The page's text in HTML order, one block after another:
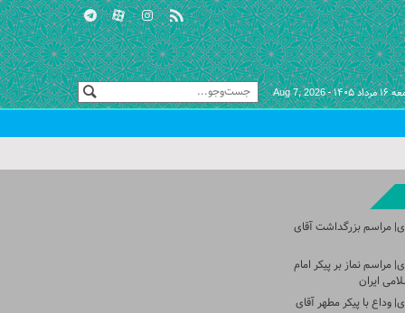
۱۴۰۵ - Aug 7, 2026
مراسم بزرگداشت آقای
مراسم نماز بر پیکر امام
ایران
وداع با پیکر مطهر آقای